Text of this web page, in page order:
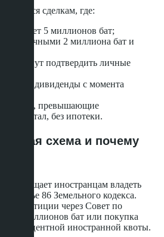
сделкам, где:
5 миллионов бат;
наличными 2 миллиона бат и
не могут подтвердить личные
дивиденды с момента
средства, превышающие
капитал, без ипотеки.
схема и почему
запрещает иностранцам владеть
статье 86 Земельного кодекса.
инвестиции через Совет по
40 миллионов бат или покупка
49-процентной иностранной квоты.